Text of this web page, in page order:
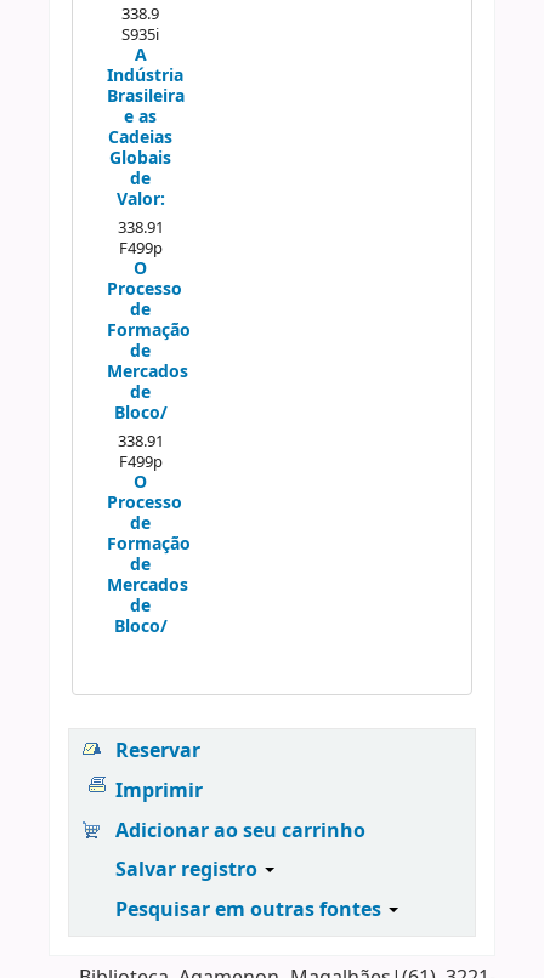
338.9
S935i
A
Indústria
Brasileira
e as
Cadeias
Globais
de
Valor:
338.91
F499p
O
Processo
de
Formação
de
Mercados
de
Bloco/
338.91
F499p
O
Processo
de
Formação
de
Mercados
de
Bloco/
Reservar
Imprimir
Adicionar ao seu carrinho
Salvar registro
Pesquisar em outras fontes